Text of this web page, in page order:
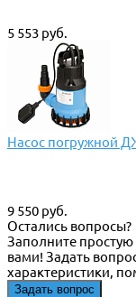
5 553 руб.
Насос погружной
9 550 руб.
Остались вопросы?
Заполните
вами! Задать
характеристики,
Задать вопрос